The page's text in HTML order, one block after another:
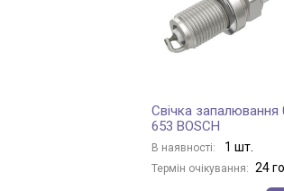
Свічка запалювання
653 BOSCH
В наявності: 1 шт.
Термін очікування: 24